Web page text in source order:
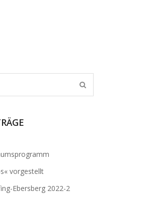
vorgestellt
Ebersberg 2022-2